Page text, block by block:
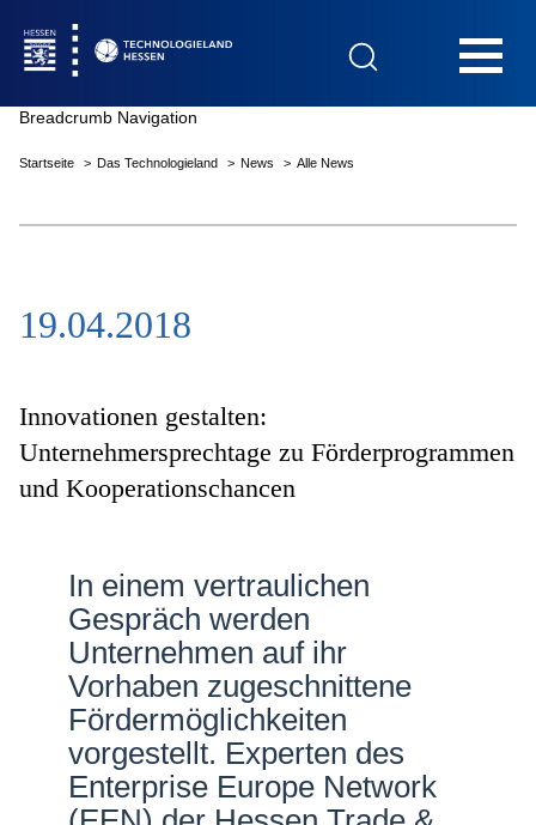
Das Technologieland
Innovationsfelder
Beratung & Förderung
Netzwerke
Breadcrumb Navigation
Startseite Das Technologieland News Alle News
19.04.2018
Innovationen gestalten:
Unternehmersprechtage zu Förderprogrammen
und Kooperationschancen
In einem vertraulichen
Gespräch werden
Unternehmen auf ihr
Vorhaben zugeschnittene
Fördermöglichkeiten
vorgestellt. Experten des
Enterprise Europe Network